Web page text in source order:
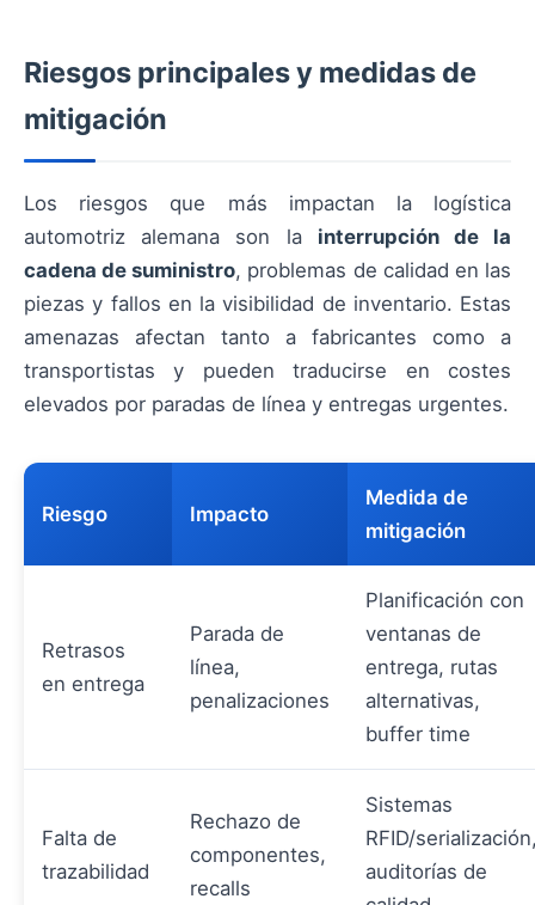
Riesgos principales y medidas de
mitigación
Los riesgos que más impactan la logística
automotriz alemana son la interrupción de la
cadena de suministro, problemas de calidad en las
piezas y fallos en la visibilidad de inventario. Estas
amenazas afectan tanto a fabricantes como a
transportistas y pueden traducirse en costes
elevados por paradas de línea y entregas urgentes.
Riesgo Impacto
Medida de
mitigación
Retrasos
en entrega
Parada de
línea,
penalizaciones
Planificación con
ventanas de
entrega, rutas
alternativas,
buffer time
Falta de
trazabilidad
Rechazo de
componentes,
recalls
Sistemas
RFID/
auditorías de